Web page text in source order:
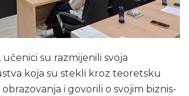
su razmijenili svoja
koja su stekli kroz teoretsku
i govorili o svojim biznis-